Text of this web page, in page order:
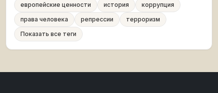
европейские ценности
история
коррупция
права человека
репрессии
терроризм
Показать все теги